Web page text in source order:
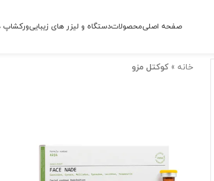
صفحه اصلیمحصولاتدستگاه و لیزر های زیباییورکشاپ
خانه »کوکتل مزو